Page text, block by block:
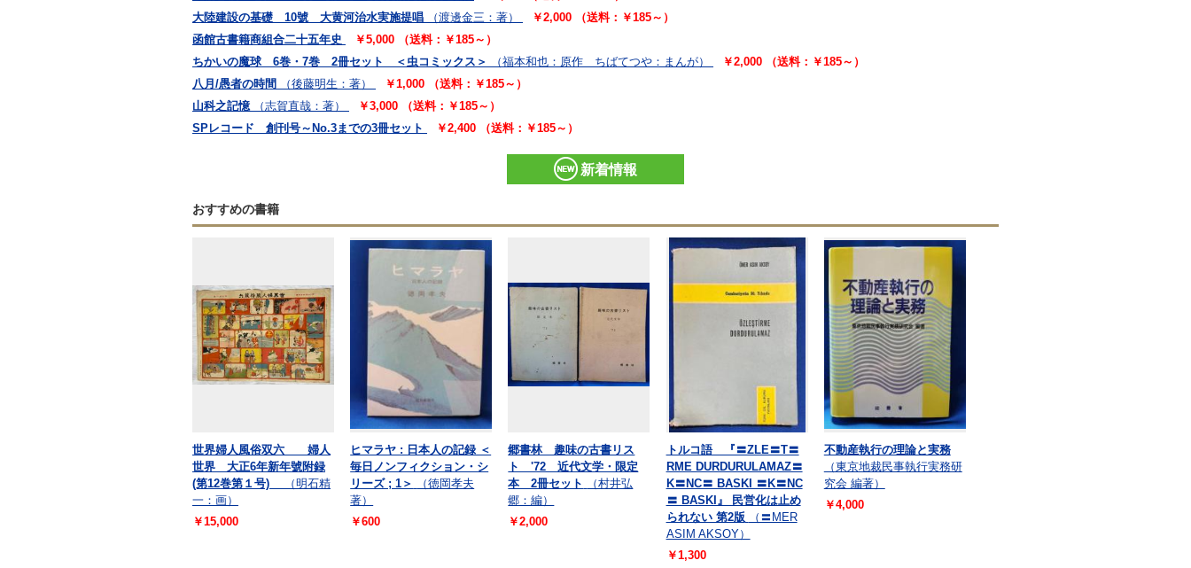
大陸建設の基礎 10號 大黄河治水実施提唱
（渡邊金三：著）
￥2,000 （送料：￥185～）
函館古書籍商組合二十五年史
￥5,000 （送料：￥185～）
ちかいの魔球 6巻・7巻 2冊セット ＜虫コミックス＞
（福本和也：原作 ちばてつや：まんが）
￥2,000 （送料：￥185～）
八月/愚者の時間
（後藤明生：著）
￥1,000 （送料：￥185～）
山科之記憶
（志賀直哉：著）
￥3,000 （送料：￥185～）
SPレコード 創刊号～No.3までの3冊セット
￥2,400 （送料：￥185～）
新着情報
おすすめの書籍
世界婦人風俗双六 婦人
世界 大正6年新年號附録
(第12巻第１号)
（明石精
一：画）
￥15,000
ヒマラヤ : 日本人の記録 ＜
毎日ノンフィクション・シ
リーズ ; 1＞
（徳岡孝夫
著）
￥600
郷書林 趣味の古書リス
ト '72 近代文学・限定
本 2冊セット
（村井弘
郷：編）
￥2,000
トルコ語 『〓ZLE〓T〓
RME DURDURULAMAZ〓
K〓NC〓 BASKI 〓K〓NC
〓 BASKI』 民営化は止め
られない 第2版
（〓MER
ASIM AKSOY）
￥1,300
不動産執行の理論と実務
（東京地裁民事執行実務研
究会 編著）
￥4,000